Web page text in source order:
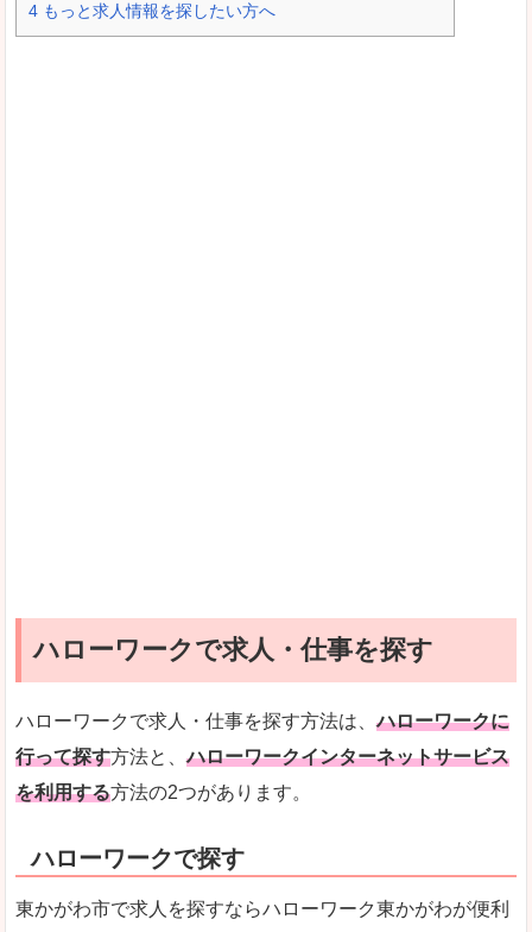
4 もっと求人情報を探したい方へ
ハローワークで求人・仕事を探す
ハローワークで求人・仕事を探す方法は、ハローワークに
行って探す方法と、ハローワークインターネットサービス
を利用する方法の2つがあります。
ハローワークで探す
東かがわ市で求人を探すならハローワーク東かがわが便利